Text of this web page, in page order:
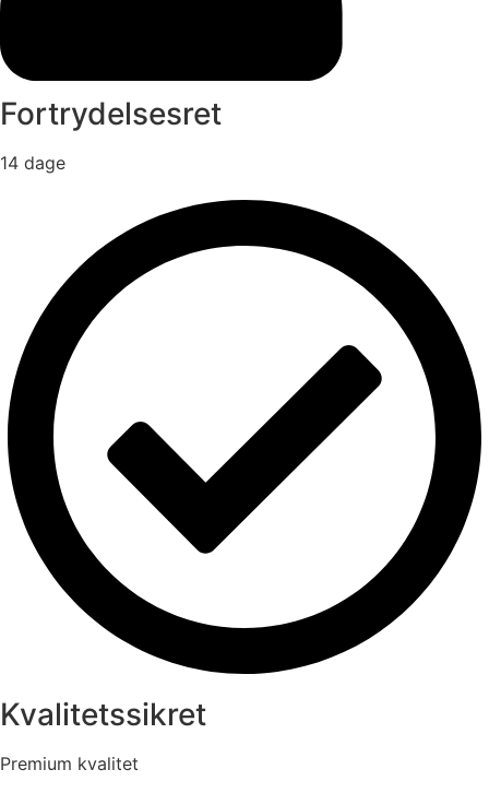
Fortrydelsesret
14 dage
Kvalitetssikret
Premium kvalitet